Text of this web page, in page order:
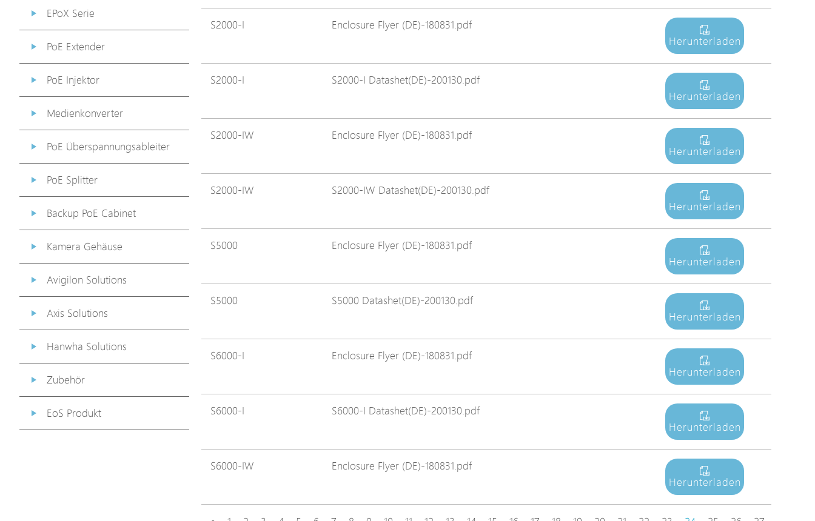
Axis Solutions
Hanwha Solutions
EoS Produkt
Axis Solutions
EPoX Serie
PoE Extender
PoE Injektor
Medienkonverter
PoE Überspannungsableiter
PoE Splitter
Backup PoE Cabinet
Kamera Gehäuse
Avigilon Solutions
Axis Solutions
Hanwha Solutions
Zubehör
EoS Produkt
S2000-I
Enclosure Flyer (DE)-180831.pdf
Herunterladen
S2000-I
S2000-I Datashet(DE)-200130.pdf
Herunterladen
S2000-IW
Enclosure Flyer (DE)-180831.pdf
Herunterladen
S2000-IW
S2000-IW Datashet(DE)-200130.pdf
Herunterladen
S5000
Enclosure Flyer (DE)-180831.pdf
Herunterladen
S5000
S5000 Datashet(DE)-200130.pdf
Herunterladen
S6000-I
Enclosure Flyer (DE)-180831.pdf
Herunterladen
S6000-I
S6000-I Datashet(DE)-200130.pdf
Herunterladen
S6000-IW
Enclosure Flyer (DE)-180831.pdf
Herunterladen